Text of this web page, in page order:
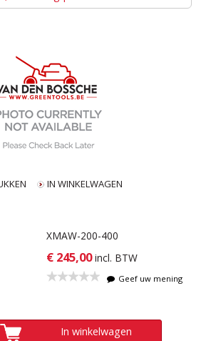
IN WINKELWAGEN
XMAW-200-400
€ 245,00 incl. BTW
Geef uw mening
In winkelwagen